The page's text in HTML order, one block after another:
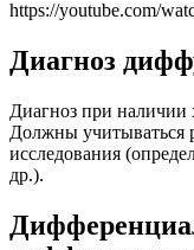
https://youtube.com/
Диагноз
Диагноз при наличии
Должны учитываться
исследования
др.).